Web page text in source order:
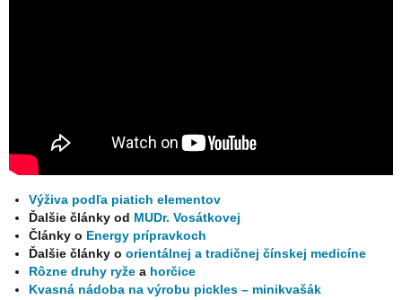
Výživa podľa piatich elementov
Ďalšie články od MUDr. Vosátkovej
Články o Energy prípravkoch
Ďalšie články oorientálnej a tradičnej čínskej medicíne
Rôzne druhy ryže a horčice
Kvasná nádoba na výrobu pickles – minikvašák